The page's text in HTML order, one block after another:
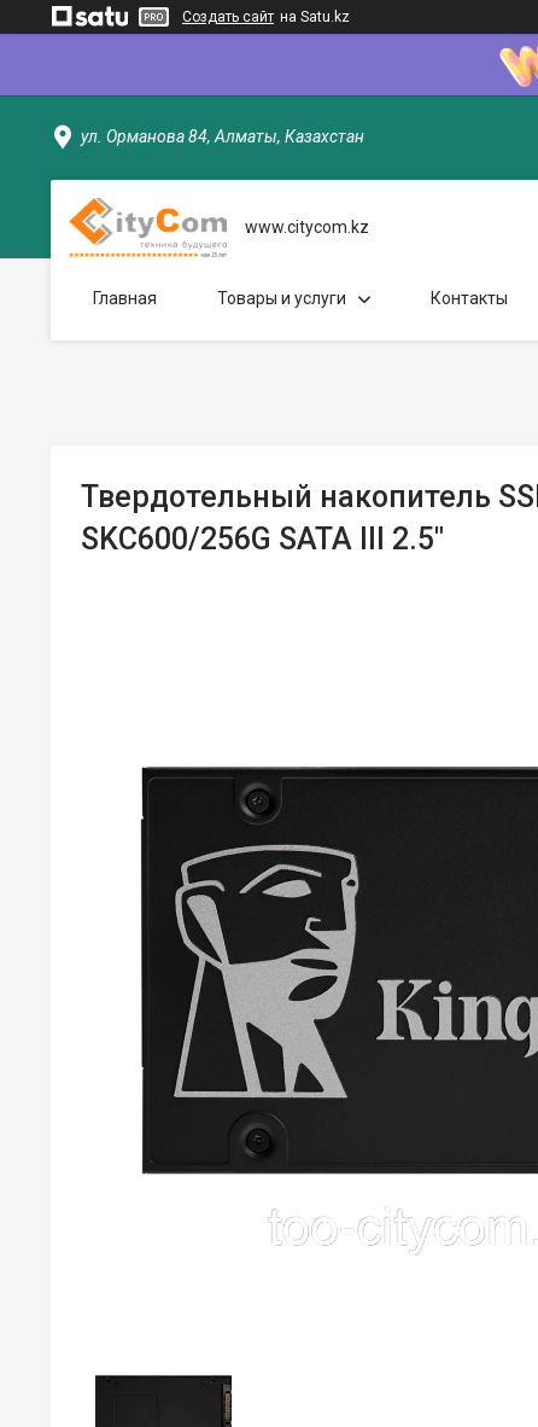
Создать сайт на Satu.kz
ул. Орманова 84, Алматы, Казахстан
www.citycom.kz
Главная Товары и услуги Контакты
Твердотельный накопитель
SKC600/256G SATA III 2.5"